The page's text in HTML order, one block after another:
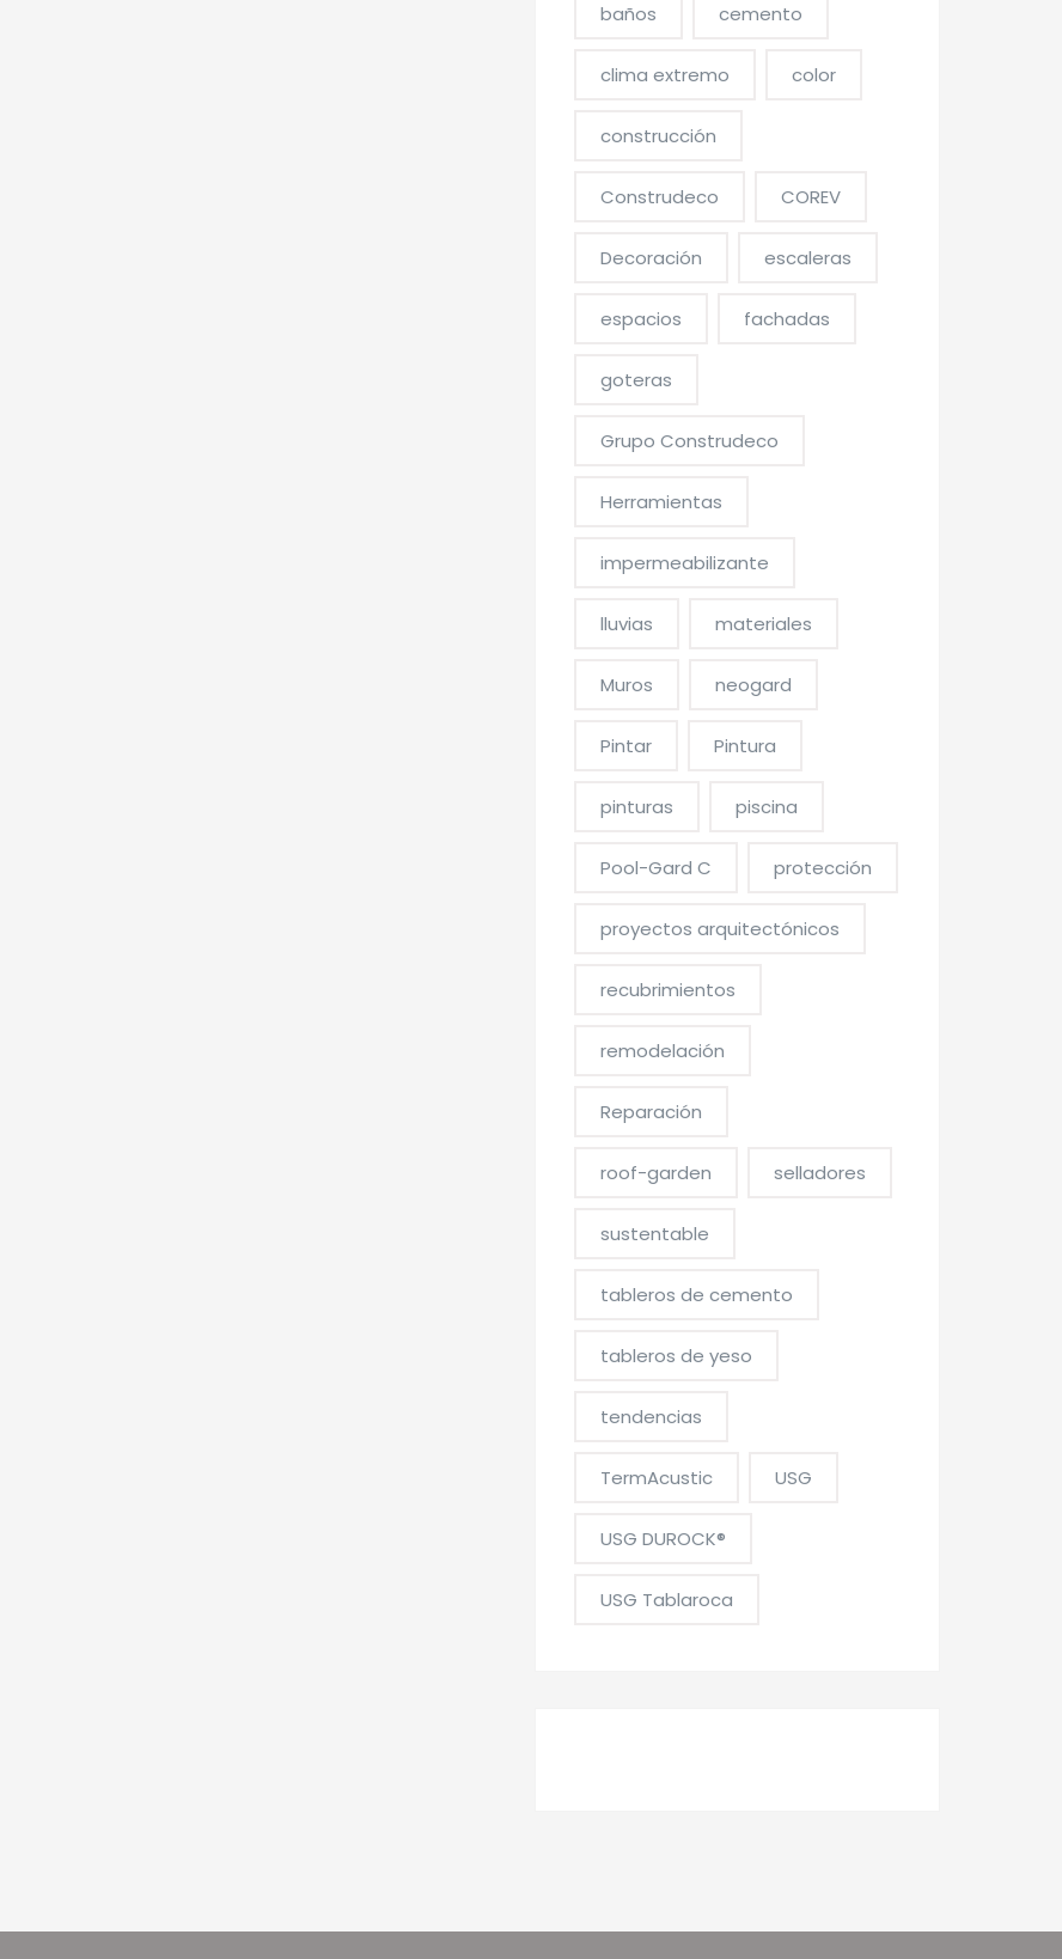
baños cemento
clima extremo color
construcción
Construdeco COREV
Decoración escaleras
espacios fachadas
goteras
Grupo Construdeco
Herramientas
impermeabilizante
lluvias materiales
Muros neogard
Pintar Pintura
pinturas piscina
Pool-Gard C protección
proyectos arquitectónicos
recubrimientos
remodelación
Reparación
roof-garden selladores
sustentable
tableros de cemento
tableros de yeso
tendencias
TermAcustic USG
USG DUROCK®
USG Tablaroca